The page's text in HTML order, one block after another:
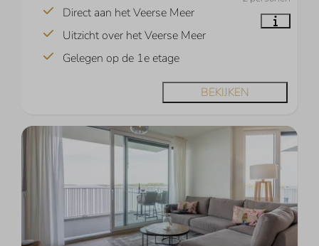
Direct aan het Veerse Meer
Uitzicht over het Veerse Meer
Gelegen op de 1e etage
BEKIJKEN